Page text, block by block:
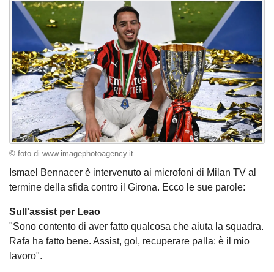
© foto di www.imagephotoagency.it
Ismael Bennacer è intervenuto ai microfoni di Milan TV al
termine della sfida contro il Girona. Ecco le sue parole:
Sull'assist per Leao
"Sono contento di aver fatto qualcosa che aiuta la squadra.
Rafa ha fatto bene. Assist, gol, recuperare palla: è il mio
lavoro".